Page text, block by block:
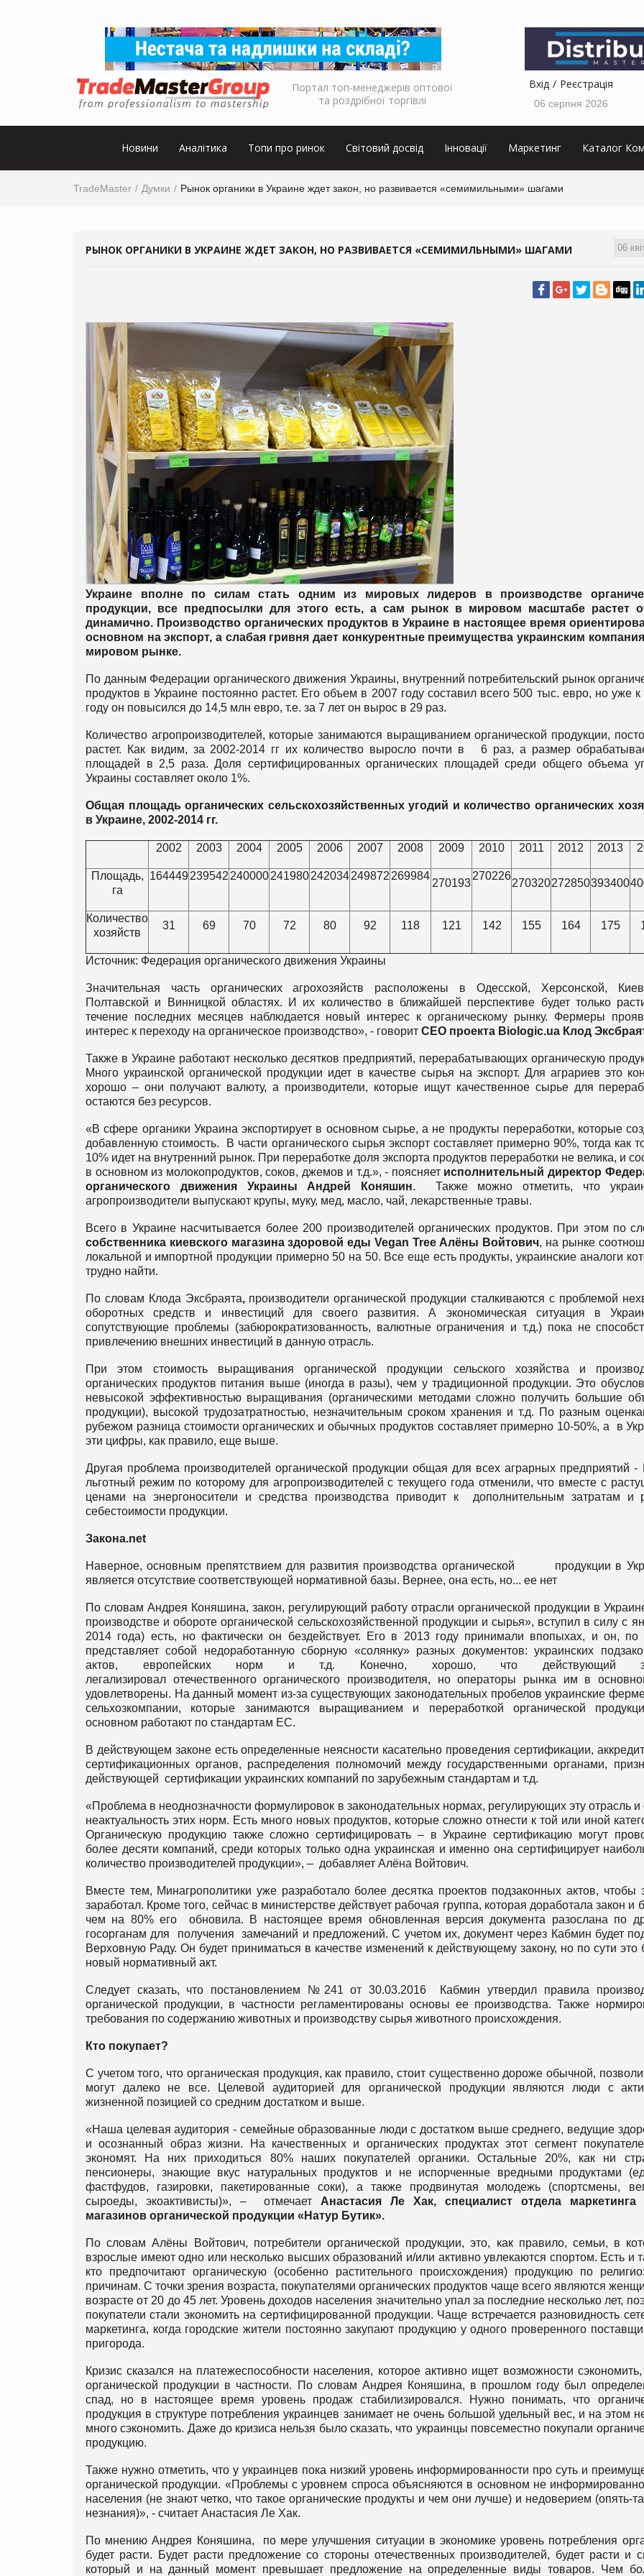
Портал топ-менеджерів оптової
та роздрібної торгівлі
Вхід Реєстрація
06 серпня 2026
Новини Аналітика Топи про ринок Світовий досвід Інновації Маркетинг Каталог
TradeMaster Думки Рынок органики в Украине ждет закон, но развивается «семимильными» шагами
06
РЫНОК ОРГАНИКИ В УКРАИНЕ ЖДЕТ ЗАКОН, НО РАЗВИВАЕТСЯ «СЕМИМИЛЬНЫМИ» ШАГАМИ
Украине вполне по силам стать одним из мировых лидеров в производстве
продукции, все предпосылки для этого есть, а сам рынок в мировом масштабе растет
динамично. Производство органических продуктов в Украине в настоящее время
основном на экспорт, а слабая гривня дает конкурентные преимущества украинским
мировом рынке.
По данным Федерации органического движения Украины, внутренний потребительский рынок
продуктов в Украине постоянно растет. Его объем в 2007 году составил всего 500 тыс. евро, но уже
году он повысился до 14,5 млн евро, т.е. за 7 лет он вырос в 29 раз.
Количество агропроизводителей, которые занимаются выращиванием органической продукции,
растет. Как видим, за 2002-2014 гг их количество выросло почти в 6 раз, а размер
площадей в 2,5 раза. Доля сертифицированных органических площадей среди общего объема
Украины составляет около 1%.
Общая площадь органических сельскохозяйственных угодий и количество органических
в Украине, 2002-2014 гг.
2002 2003 2004 2005 2006 2007 2008 2009 2010 2011 2012 2013
Площадь,
га
164449 239542 240000 241980 242034 249872 269984
270193
270226
270320272850393400
Количество
хозяйств
31 69 70 72 80 92 118 121 142 155 164 175
Источник: Федерация органического движения Украины
Значительная часть органических агрохозяйств расположены в Одесской, Херсонской,
Полтавской и Винницкой областях. И их количество в ближайшей перспективе будет только
течение последних месяцев наблюдается новый интерес к органическому рынку. Фермеры
интерес к переходу на органическое производство», - говорит CEO проекта Biologic.ua Клод
Также в Украине работают несколько десятков предприятий, перерабатывающих органическую
Много украинской органической продукции идет в качестве сырья на экспорт. Для аграриев это
хорошо – они получают валюту, а производители, которые ищут качественное сырье для
остаются без ресурсов.
«В сфере органики Украина экспортирует в основном сырье, а не продукты переработки, которые
добавленную стоимость. В части органического сырья экспорт составляет примерно 90%, тогда как
10% идет на внутренний рынок. При переработке доля экспорта продуктов переработки не велика, и
в основном из молокопродуктов, соков, джемов и т.д.», - поясняет исполнительный директор
органического движения Украины Андрей Коняшин. Также можно отметить, что
агропроизводители выпускают крупы, муку, мед, масло, чай, лекарственные травы.
Всего в Украине насчитывается более 200 производителей органических продуктов. При этом по
собственника киевского магазина здоровой еды Vegan Tree Алёны Войтович, на рынке
локальной и импортной продукции примерно 50 на 50. Все еще есть продукты, украинские аналоги
трудно найти.
По словам Клода Эксбраята, производители органической продукции сталкиваются с проблемой
оборотных средств и инвестиций для своего развития. А экономическая ситуация в
сопутствующие проблемы (забюрократизованность, валютные ограничения и т.д.) пока не
привлечению внешних инвестиций в данную отрасль.
При этом стоимость выращивания органической продукции сельского хозяйства и
органических продуктов питания выше (иногда в разы), чем у традиционной продукции. Это
невысокой эффективностью выращивания (органическими методами сложно получить большие
продукции), высокой трудозатратностью, незначительным сроком хранения и т.д. По разным
рубежом разница стоимости органических и обычных продуктов составляет примерно 10-50%, а в
эти цифры, как правило, еще выше.
Другая проблема производителей органической продукции общая для всех аграрных предприятий
льготный режим по которому для агропроизводителей с текущего года отменили, что вместе с
ценами на энергоносители и средства производства приводит к дополнительным затратам и
себестоимости продукции.
Закона.net
Наверное, основным препятствием для развития производства органической продукции в
является отсутствие соответствующей нормативной базы. Вернее, она есть, но... ее нет
По словам Андрея Коняшина, закон, регулирующий работу отрасли органической продукции в
производстве и обороте органической сельскохозяйственной продукции и сырья», вступил в силу с
2014 года) есть, но фактически он бездействует. Его в 2013 году принимали впопыхах, и он, по
представляет собой недоработанную сборную «солянку» разных документов: украинских
актов, европейских норм и т.д. Конечно, хорошо, что действующий
легализировал отечественного органического производителя, но операторы рынка им в
удовлетворены. На данный момент из-за существующих законодательных пробелов украинские
сельхозкомпании, которые занимаются выращиванием и переработкой органической
основном работают по стандартам ЕС.
В действующем законе есть определенные неясности касательно проведения сертификации,
сертификационных органов, распределения полномочий между государственными органами,
действующей сертификации украинских компаний по зарубежным стандартам и т.д.
«Проблема в неоднозначности формулировок в законодательных нормах, регулирующих эту отрасль и
неактуальность этих норм. Есть много новых продуктов, которые сложно отнести к той или иной
Органическую продукцию также сложно сертифицировать – в Украине сертификацию могут
более десяти компаний, среди которых только одна украинская и именно она сертифицирует
количество производителей продукции», – добавляет Алёна Войтович.
Вместе тем, Минагрополитики уже разработало более десятка проектов подзаконных актов, чтобы
заработал. Кроме того, сейчас в министерстве действует рабочая группа, которая доработала закон и
чем на 80% его обновила. В настоящее время обновленная версия документа разослана по
госорганам для получения замечаний и предложений. С учетом их, документ через Кабмин будет
Верховную Раду. Он будет приниматься в качестве изменений к действующему закону, но по сути это
новый нормативный акт.
Следует сказать, что постановлением №241 от 30.03.2016 Кабмин утвердил правила
органической продукции, в частности регламентированы основы ее производства. Также
требования по содержанию животных и производству сырья животного происхождения.
Кто покупает?
С учетом того, что органическая продукция, как правило, стоит существенно дороже обычной,
могут далеко не все. Целевой аудиторией для органической продукции являются люди с
жизненной позицией со средним достатком и выше.
«Наша целевая аудитория - семейные образованные люди с достатком выше среднего, ведущие
и осознанный образ жизни. На качественных и органических продуктах этот сегмент
экономят. На них приходиться 80% наших покупателей органики. Остальные 20%, как ни
пенсионеры, знающие вкус натуральных продуктов и не испорченные вредными продуктами
фастфудов, газировки, пакетированные соки), а также продвинутая молодежь (спортсмены,
сыроеды, экоактивисты)», – отмечает Анастасия Ле Хак,
специалист отдела маркетинга
магазинов органической продукции «Натур Бутик».
По словам Алёны Войтович, потребители органической продукции, это, как правило, семьи, в
взрослые имеют одно или несколько высших образований и/или активно увлекаются спортом. Есть и
кто предпочитают органическую (особенно растительного происхождения) продукцию по
причинам. С точки зрения возраста, покупателями органических продуктов чаще всего являются
возрасте от 20 до 45 лет. Уровень доходов населения значительно упал за последние несколько лет,
покупатели стали экономить на сертифицированной продукции. Чаще встречается разновидность
маркетинга, когда городские жители постоянно закупают продукцию у одного проверенного
пригорода.
Кризис сказался на платежеспособности населения, которое активно ищет возможности
органической продукции в частности. По словам Андрея Коняшина, в прошлом году был
спад, но в настоящее время уровень продаж стабилизировался. Нужно понимать, что
продукция в структуре потребления украинцев занимает не очень большой удельный вес, и на этом
много сэкономить. Даже до кризиса нельзя было сказать, что украинцы повсеместно покупали
продукцию.
Также нужно отметить, что у украинцев пока низкий уровень информированности про суть и
органической продукции. «Проблемы с уровнем спроса объясняются в основном не
населения (не знают четко, что такое органические продукты и чем они лучше) и недоверием (опять-
незнания)», - считает Анастасия Ле Хак.
По мнению Андрея Коняшина, по мере улучшения ситуации в экономике уровень потребления
будет расти. Будет расти предложение со стороны отечественных производителей, будет расти и
который и на данный момент превышает предложение на определенные виды товаров. Чем